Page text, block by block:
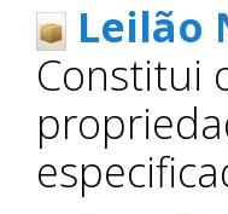
Leilão
Constitui